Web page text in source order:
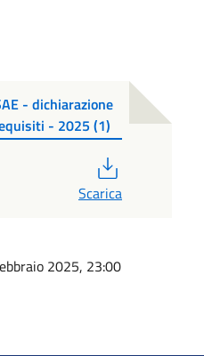
- dichiarazione
- 2025 (1)
Scarica
2025, 23:00